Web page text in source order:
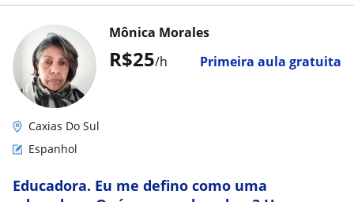
R$25/h Primeira aula gratuita
Mônica Morales
Caxias Do Sul
Espanhol
Educadora. Eu me defino como uma